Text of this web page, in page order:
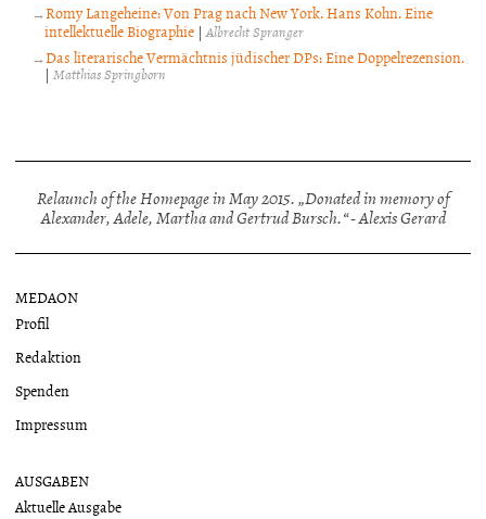
Romy Langeheine: Von Prag nach New York. Hans Kohn. Eine
intellektuelle Biographie |Albrecht Spranger
Das literarische Vermächtnis jüdischer DPs: Eine Doppelrezension.
| Matthias Springborn
Relaunch of the Homepage in May 2015. „Donated in memory of
Alexander, Adele, Martha and Gertrud Bursch.“ - Alexis Gerard
MEDAON
Profil
Redaktion
Spenden
Impressum
AUSGABEN
Aktuelle Ausgabe